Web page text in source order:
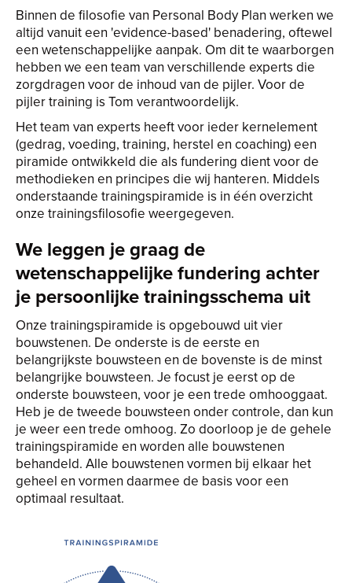
Binnen de filosofie van Personal Body Plan werken we
altijd vanuit een 'evidence-based' benadering, oftewel
een wetenschappelijke aanpak. Om dit te waarborgen
hebben we een team van verschillende experts die
zorgdragen voor de inhoud van de pijler. Voor de
pijler training is Tom verantwoordelijk.
Het team van experts heeft voor ieder kernelement
(gedrag, voeding, training, herstel en coaching) een
piramide ontwikkeld die als fundering dient voor de
methodieken en principes die wij hanteren. Middels
onderstaande trainingspiramide is in één overzicht
onze trainingsfilosofie weergegeven.
We leggen je graag de
wetenschappelijke fundering achter
je persoonlijke trainingsschema uit
Onze trainingspiramide is opgebouwd uit vier
bouwstenen. De onderste is de eerste en
belangrijkste bouwsteen en de bovenste is de minst
belangrijke bouwsteen. Je focust je eerst op de
onderste bouwsteen, voor je een trede omhooggaat.
Heb je de tweede bouwsteen onder controle, dan kun
je weer een trede omhoog. Zo doorloop je de gehele
trainingspiramide en worden alle bouwstenen
behandeld. Alle bouwstenen vormen bij elkaar het
geheel en vormen daarmee de basis voor een
optimaal resultaat.